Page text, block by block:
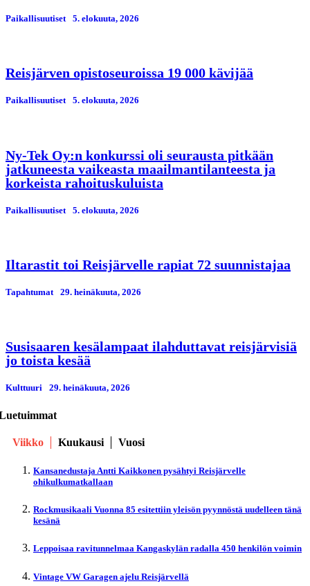
Paikallisuutiset 5. elokuuta, 2026
Reisjärven opistoseuroissa 19 000 kävijää
Paikallisuutiset 5. elokuuta, 2026
Ny-Tek Oy:n konkurssi oli seurausta pitkään
jatkuneesta vaikeasta maailmantilanteesta ja
korkeista rahoituskuluista
Paikallisuutiset 5. elokuuta, 2026
Iltarastit toi Reisjärvelle rapiat 72 suunnistajaa
Tapahtumat 29. heinäkuuta, 2026
Susisaaren kesälampaat ilahduttavat reisjärvisiä
jo toista kesää
Kulttuuri 29. heinäkuuta, 2026
Viikko Kuukausi Vuosi
Kansanedustaja Antti Kaikkonen pysähtyi Reisjärvelle
ohikulkumatkallaan
Rockmusikaali Vuonna 85 esitettiin yleisön pyynnöstä uudelleen tänä
kesänä
Leppoisaa ravitunnelmaa Kangaskylän radalla 450 henkilön voimin
Vintage VW Garagen ajelu Reisjärvellä